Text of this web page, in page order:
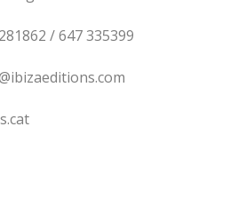
/ 647 335399